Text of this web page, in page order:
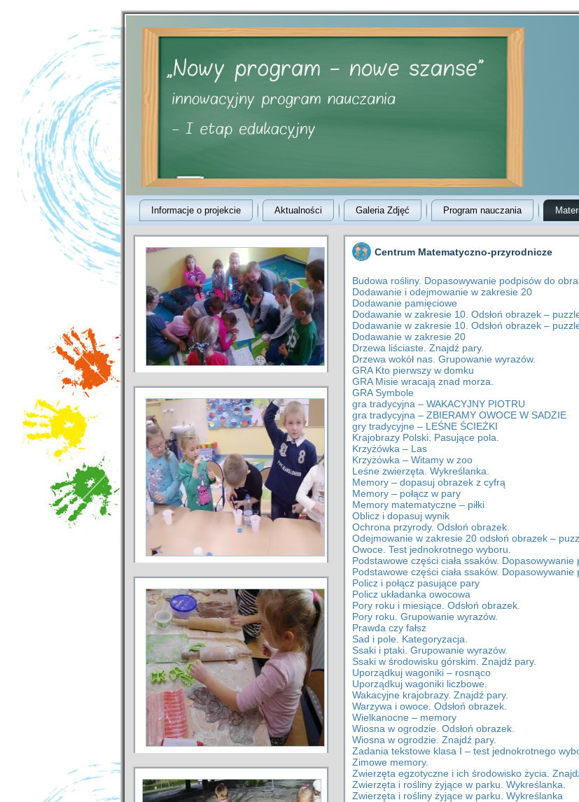
Informacje o projekcie Aktualności Galeria Zdjęć Program nauczania
Centrum Matematyczno-przyrodnicze
Budowa rośliny. Dopasowywanie podpisów do
Dodawanie i odejmowanie w zakresie 20
Dodawanie pamięciowe
Dodawanie w zakresie 10. Odsłoń obrazek –
Dodawanie w zakresie 10. Odsłoń obrazek –
Dodawanie w zakresie 20
Drzewa liściaste. Znajdź pary.
Drzewa wokół nas. Grupowanie wyrazów.
GRA Kto pierwszy w domku
GRA Misie wracają znad morza.
GRA Symbole
gra tradycyjna – WAKACYJNY PIOTRU
gra tradycyjna – ZBIERAMY OWOCE W SADZIE
gry tradycyjne – LEŚNE ŚCIEŻKI
Krajobrazy Polski. Pasujące pola.
Krzyżówka – Las
Krzyżówka – Witamy w zoo
Leśne zwierzęta. Wykreślanka.
Memory – dopasuj obrazek z cyfrą
Memory – połącz w pary
Memory matematyczne – piłki
Oblicz i dopasuj wynik
Ochrona przyrody. Odsłoń obrazek.
Odejmowanie w zakresie 20 odsłoń obrazek –
Owoce. Test jednokrotnego wyboru.
Podstawowe części ciała ssaków. Dopasowywanie
Podstawowe części ciała ssaków.
Policz i połącz pasujące pary
Policz układanka owocowa
Pory roku i miesiące. Odsłoń obrazek.
Pory roku. Grupowanie wyrazów.
Prawda czy fałsz
Sad i pole. Kategoryzacja.
Ssaki i ptaki. Grupowanie wyrazów.
Ssaki w środowisku górskim. Znajdź pary.
Uporządkuj wagoniki – rosnąco
Uporządkuj wagoniki liczbowe.
Wakacyjne krajobrazy. Znajdź pary.
Warzywa i owoce. Odsłoń obrazek.
Wielkanocne – memory
Wiosna w ogrodzie. Odsłoń obrazek.
Wiosna w ogrodzie. Znajdź pary.
Zadania tekstowe klasa I – test jednokrotnego
Zimowe memory.
Zwierzęta egzotyczne i ich środowisko życia.
Zwierzęta i rośliny żyjące w parku. Wykreślanka.
Zwierzęta i rośliny żyjące w parku. Wykreślanka